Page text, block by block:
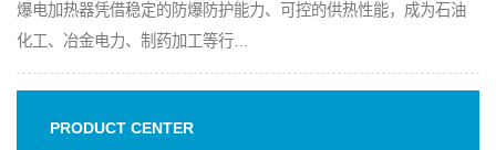
爆电加热器凭借稳定的防爆防护能力、可控的供热性能，成为石油
化工、冶金电力、制药加工等行…
PRODUCT CENTER